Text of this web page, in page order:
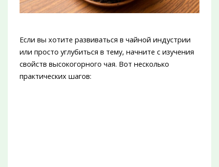
Если вы хотите развиваться в чайной индустрии
или просто углубиться в тему, начните с изучения
свойств высокогорного чая. Вот несколько
практических шагов: